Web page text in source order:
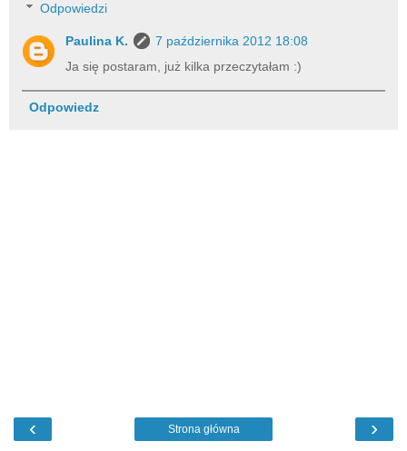
Odpowiedzi
Paulina K.
7 października 2012 18:08
Ja się postaram, już kilka przeczytałam :)
Odpowiedz
‹ ›
Strona główna